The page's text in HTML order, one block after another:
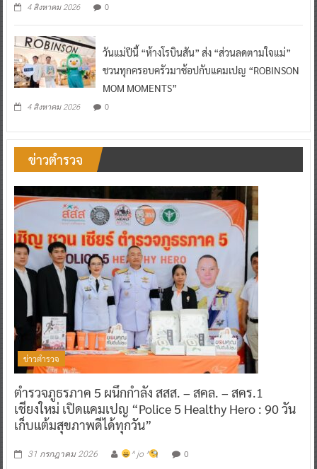
4 สิงหาคม 2026 0
วันแม่ปีนี้ “ห้างโรบินสัน” ส่ง “ส่วนลดตามใจแม่”
ชวนทุกครอบครัวมาช้อปกับแคมเปญ “ROBINSON
MOM MOMENTS”
4 สิงหาคม 2026 0
ข่าวตำรวจ
ข่าวตำรวจ
ตำรวจภูธรภาค 5 ผนึกกำลัง สสส. – สคล. – สคร.1
เชียงใหม่ เปิดแคมเปญ “Police 5 Healthy Hero : 90 วัน
เก็บแต้มสุขภาพดีได้ทุกวัน”
31 กรกฎาคม 2026 ^ jo ^ 0